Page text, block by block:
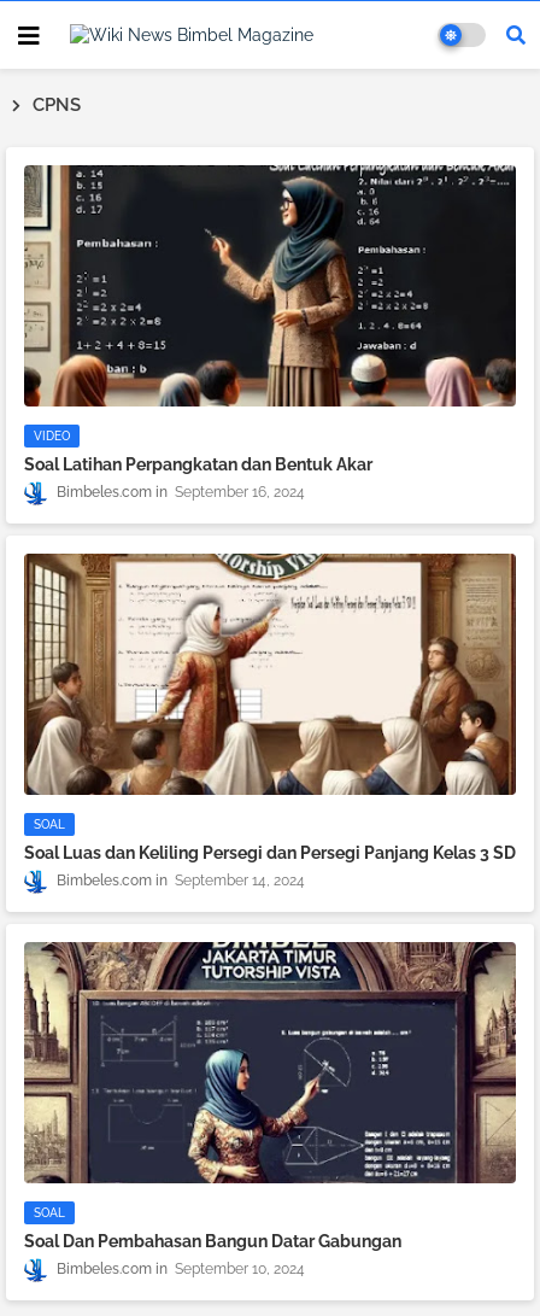
CPNS
VIDEO
Soal Latihan Perpangkatan dan Bentuk Akar
Bimbeles.com September 16, 2024
SOAL
Soal Luas dan Keliling Persegi dan Persegi Panjang Kelas 3 SD
Bimbeles.com September 14, 2024
SOAL
Soal Dan Pembahasan Bangun Datar Gabungan
Bimbeles.com September 10, 2024